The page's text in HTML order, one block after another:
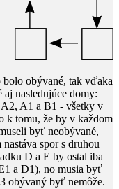
obývané, tak vďaka
nasledujúce domy:
A1 a B1 - všetky v
k tomu, že by v každom
byť neobývané,
spor s druhou
D a E by ostal iba
a D1), no musia byť
obývaný byť nemôže.